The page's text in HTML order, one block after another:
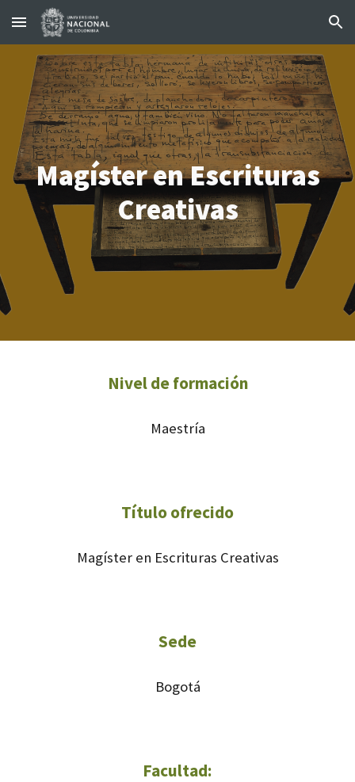
Skip to main content Skip to navigation
Magíster en Escrituras
Creativas
Nivel de formación
Maestría
Título ofrecido
Magíster en Escrituras Creativas
Sede
Bogotá
Facultad: